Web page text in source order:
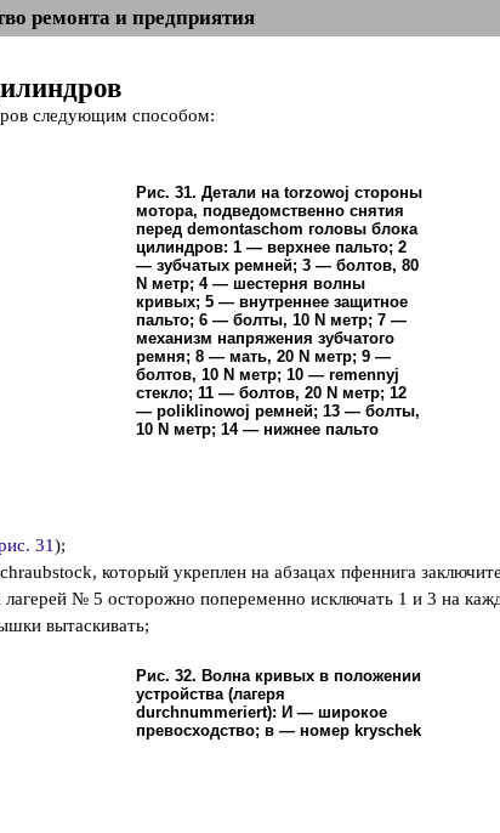
ремонта и предприятия
следующим способом:
Рис. 31. Детали на torzowoj стороны
мотора, подведомственно снятия
перед demontaschom головы блока
цилиндров: 1 — верхнее пальто; 2
— зубчатых ремней; 3 — болтов, 80
N метр; 4 — шестерня волны
кривых; 5 — внутреннее защитное
пальто; 6 — болты, 10 N метр; 7 —
механизм напряжения зубчатого
ремня; 8 — мать, 20 N метр; 9 —
болтов, 10 N метр; 10 — remennyj
стекло; 11 — болтов, 20 N метр; 12
— poliklinowoj ремней; 13 — болты,
10 N метр; 14 — нижнее пальто
31);
который укреплен на абзацах пфеннига
лагерей № 5 осторожно попеременно исключать 1 и 3 на
вытаскивать;
Рис. 32. Волна кривых в положении
устройства (лагеря
durchnummeriert): И — широкое
превосходство; в — номер kryschek